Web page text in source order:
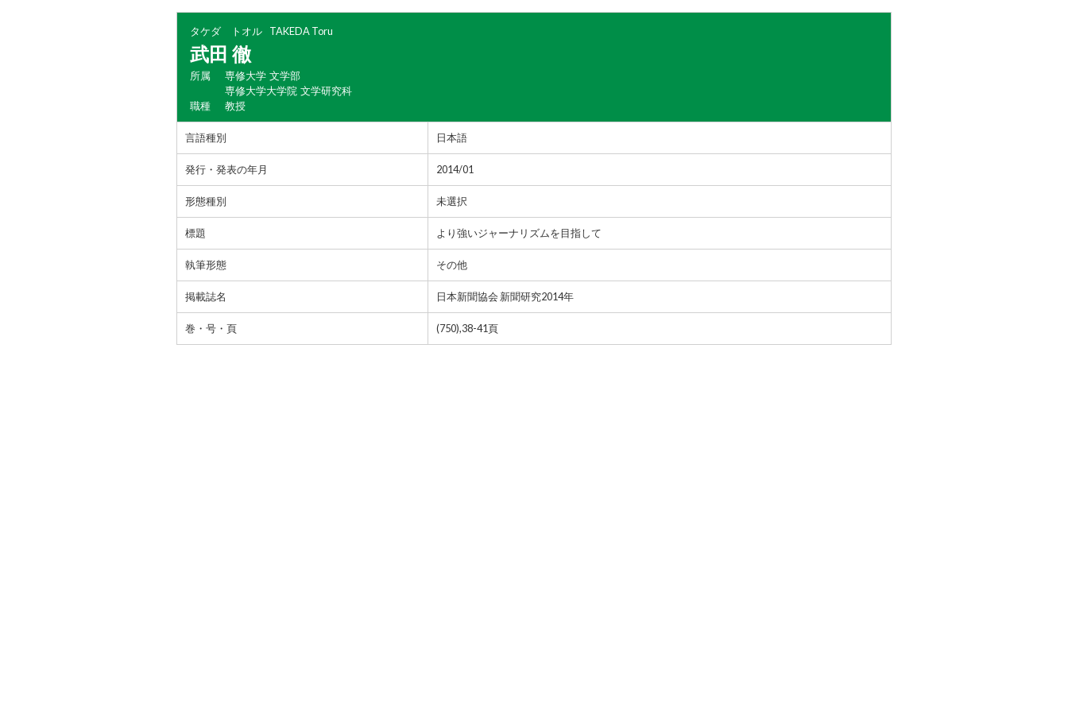
タケダ トオル TAKEDA Toru
武田 徹
所属
専修大学 文学部
専修大学大学院 文学研究科
職種
教授
言語種別 日本語
発行・発表の年月 2014/01
形態種別 未選択
標題 より強いジャーナリズムを目指して
執筆形態 その他
掲載誌名 日本新聞協会 新聞研究2014年
巻・号・頁 (750),38-41頁